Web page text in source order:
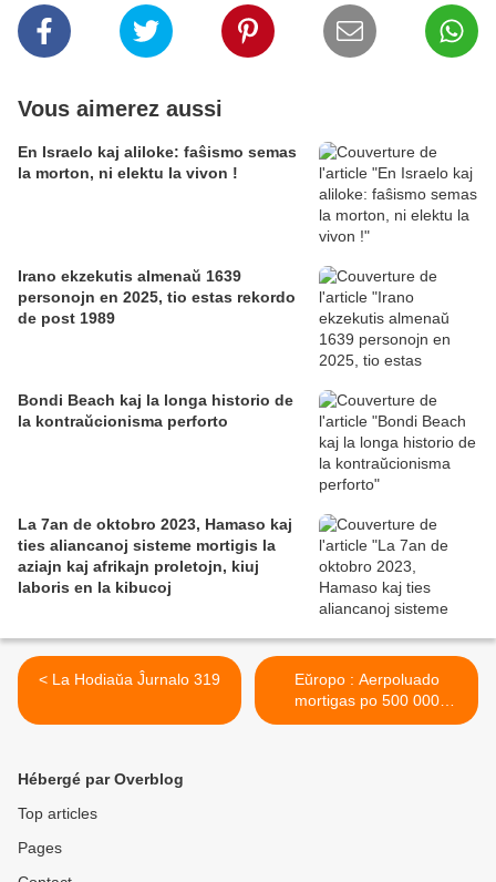
Vous aimerez aussi
En Israelo kaj aliloke: faŝismo semas
la morton, ni elektu la vivon !
Irano ekzekutis almenaŭ 1639
personojn en 2025, tio estas rekordo
de post 1989
Bondi Beach kaj la longa historio de
la kontraŭcionisma perforto
La 7an de oktobro 2023, Hamaso kaj
ties aliancanoj sisteme mortigis la
aziajn kaj afrikajn proletojn, kiuj
laboris en la kibucoj
< La Hodiaŭa Ĵurnalo 319
Eŭropo : Aerpoluado
mortigas po 500 000
personojn jare >
Hébergé par Overblog
Top articles
Pages